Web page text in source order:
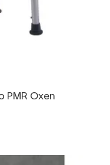
PMR Oxen